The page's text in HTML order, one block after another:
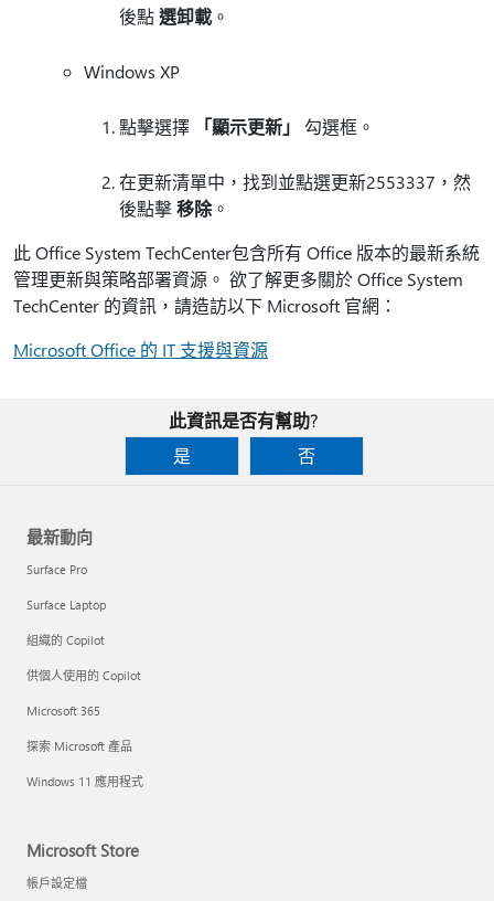
後點選卸載 。
Windows XP
點擊選擇 「顯示更新」 勾選框。
在更新清單中，找到並點選更新2553337，然
後點擊移除。
此 Office System TechCenter包含所有 Office 版本的最新系統
管理更新與策略部署資源。 欲了解更多關於 Office System
TechCenter 的資訊，請造訪以下 Microsoft 官網：
Microsoft Office 的 IT 支援與資源
此資訊是否有幫助?
是
否
最新動向
Surface Pro
Surface Laptop
組織的 Copilot
供個人使用的 Copilot
Microsoft 365
探索 Microsoft 產品
Windows 11 應用程式
Microsoft Store
帳戶設定檔